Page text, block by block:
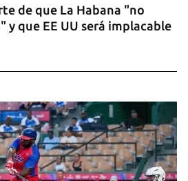
de que La Habana "no
que EE UU será implacable